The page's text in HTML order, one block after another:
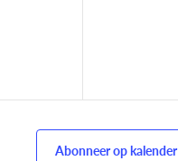
Abonneer op kalender